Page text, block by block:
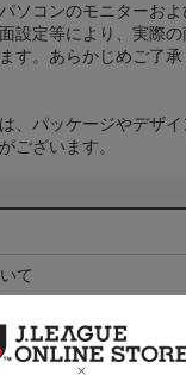
ソコンのモニターお
設定等により、実際
す。あらかじめご了承
、パッケージやデザ
ございます。
て